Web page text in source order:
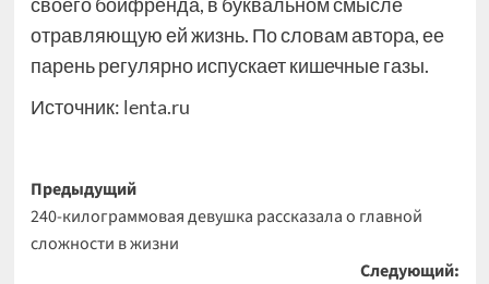
отравляющую ей жизнь. По словам автора, ее
парень регулярно испускает кишечные газы.
Источник: lenta.ru
Навигация
записи
Предыдущий
240-килограммовая девушка рассказала о главной
сложности в жизни
Следующий: